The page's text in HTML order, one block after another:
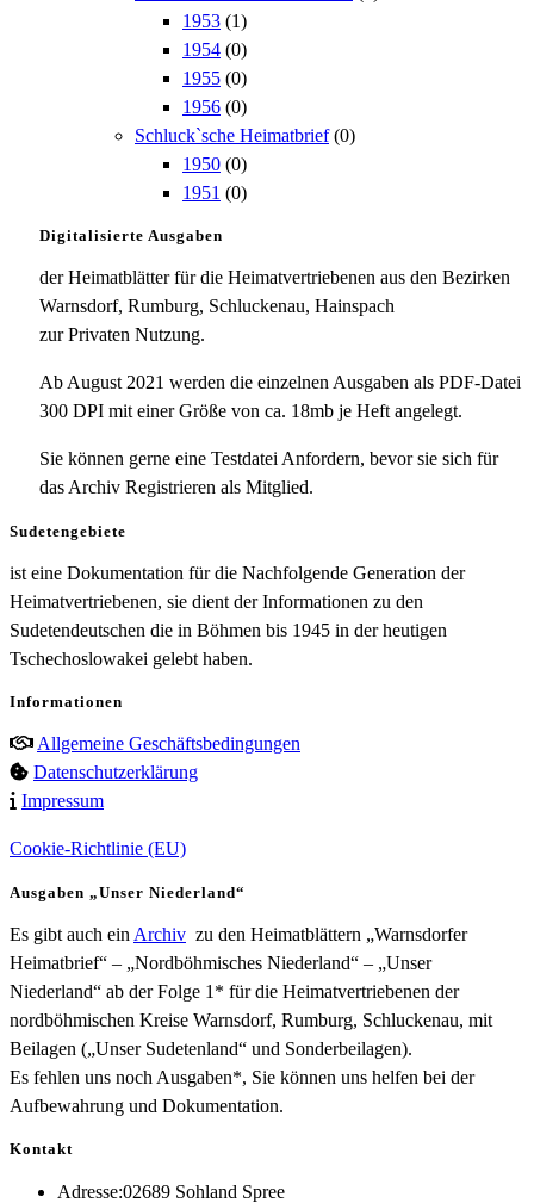
1953 (1)
1954 (0)
1955 (0)
1956 (0)
Schluck`sche Heimatbrief (0)
1950 (0)
1951 (0)
Digitalisierte Ausgaben
der Heimatblätter für die Heimatvertriebenen aus den Bezirken
Warnsdorf, Rumburg, Schluckenau, Hainspach
zur Privaten Nutzung.
Ab August 2021 werden die einzelnen Ausgaben als PDF-Datei
300 DPI mit einer Größe von ca. 18mb je Heft angelegt.
Sie können gerne eine Testdatei Anfordern, bevor sie sich für
das Archiv Registrieren als Mitglied.
Sudetengebiete
ist eine Dokumentation für die Nachfolgende Generation der
Heimatvertriebenen, sie dient der Informationen zu den
Sudetendeutschen die in Böhmen bis 1945 in der heutigen
Tschechoslowakei gelebt haben.
Informationen
Allgemeine Geschäftsbedingungen
Datenschutzerklärung
Impressum
Cookie-Richtlinie (EU)
Ausgaben „Unser Niederland“
Es gibt auch ein Archiv zu den Heimatblättern „Warnsdorfer
Heimatbrief“ – „Nordböhmisches Niederland“ – „Unser
Niederland“ ab der Folge 1* für die Heimatvertriebenen der
nordböhmischen Kreise Warnsdorf, Rumburg, Schluckenau, mit
Beilagen („Unser Sudetenland“ und Sonderbeilagen).
Es fehlen uns noch Ausgaben*, Sie können uns helfen bei der
Aufbewahrung und Dokumentation.
Kontakt
Adresse:02689 Sohland Spree